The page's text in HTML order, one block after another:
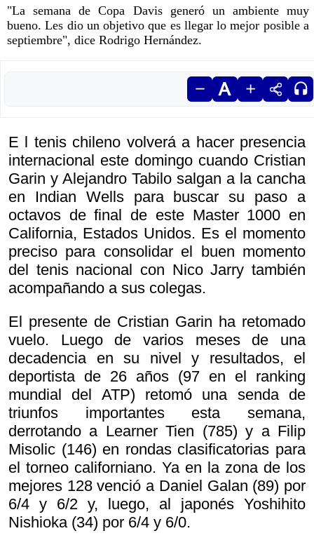
"La semana de Copa Davis generó un ambiente muy
bueno. Les dio un objetivo que es llegar lo mejor posible a
septiembre", dice Rodrigo Hernández.
E l tenis chileno volverá a hacer presencia
internacional este domingo cuando Cristian
Garin y Alejandro Tabilo salgan a la cancha
en Indian Wells para buscar su paso a
octavos de final de este Master 1000 en
California, Estados Unidos. Es el momento
preciso para consolidar el buen momento
del tenis nacional con Nico Jarry también
acompañando a sus colegas.
El presente de Cristian Garin ha retomado
vuelo. Luego de varios meses de una
decadencia en su nivel y resultados, el
deportista de 26 años (97 en el ranking
mundial del ATP) retomó una senda de
triunfos importantes esta semana,
derrotando a Learner Tien (785) y a Filip
Misolic (146) en rondas clasificatorias para
el torneo californiano. Ya en la zona de los
mejores 128 venció a Daniel Galan (89) por
6/4 y 6/2 y, luego, al japonés Yoshihito
Nishioka (34) por 6/4 y 6/0.